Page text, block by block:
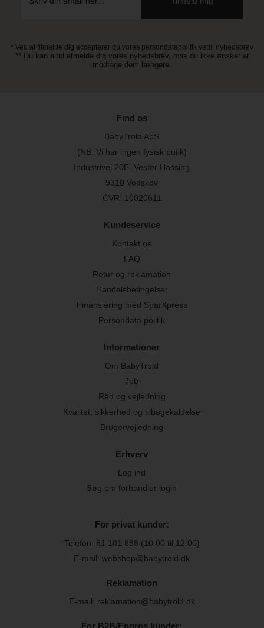
* Ved at tilmelde dig accepterer du vores persondatapolitik vedr. nyhedsbrev
** Du kan altid afmelde dig vores nyhedsbrev, hvis du ikke ønsker at
modtage dem længere.
Find os
BabyTrold ApS
(NB. Vi har ingen fysisk butik)
Industrivej 20E, Vester Hassing
9310 Vodskov
CVR: 10020611
Kundeservice
Kontakt os
FAQ
Retur og reklamation
Handelsbetingelser
Finansiering med SparXpress
Persondata politik
Informationer
Om BabyTrold
Job
Råd og vejledning
Kvalitet, sikkerhed og tilbagekaldelse
Brugervejledning
Erhverv
Log ind
Søg om forhandler login
For privat kunder:
Telefon: 61 101 888 (10:00 til 12:00)
E-mail: webshop@babytrold.dk
Reklamation
E-mail: reklamation@babytrold.dk
For B2B/Engros kunder: